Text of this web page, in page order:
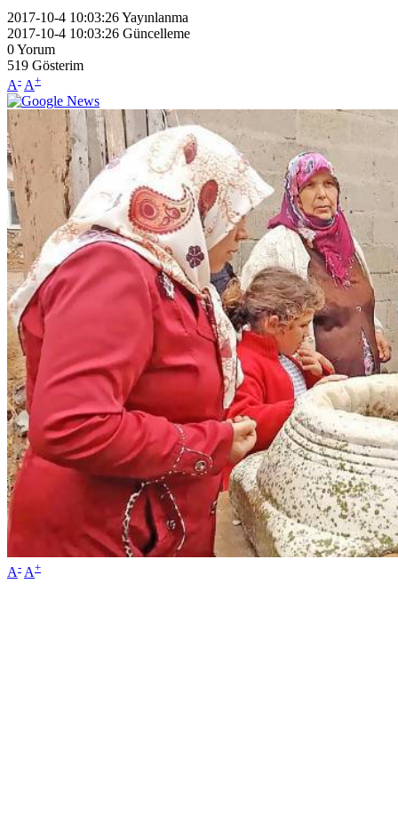
2017-10-4 10:03:26Yayınlanma
2017-10-4 10:03:26 Güncelleme
0Yorum
519 Gösterim
A- A+
A- A+